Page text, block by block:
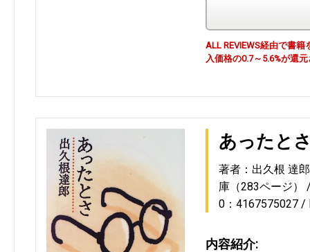
ALL REVIEWS経由で書
入価格の0.7～5.6%が還
あったと
著者：出久根 達郎
庫（283ページ）
0：4167575027
内容紹介: